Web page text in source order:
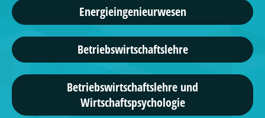
Energieingenieurwesen
Betriebswirtschaftslehre
Betriebswirtschaftslehre und
Wirtschaftspsychologie